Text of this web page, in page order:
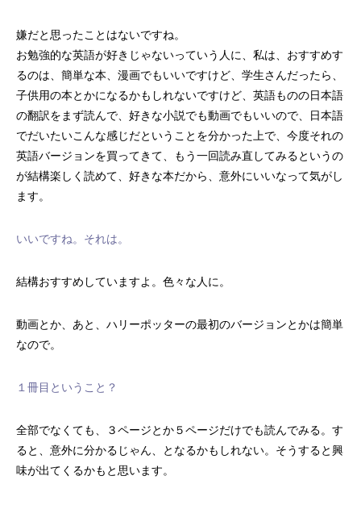
嫌だと思ったことはないですね。
お勉強的な英語が好きじゃないっていう人に、私は、おすすめす
るのは、簡単な本、漫画でもいいですけど、学生さんだったら、
子供用の本とかになるかもしれないですけど、英語ものの日本語
の翻訳をまず読んで、好きな小説でも動画でもいいので、日本語
でだいたいこんな感じだということを分かった上で、今度それの
英語バージョンを買ってきて、もう一回読み直してみるというの
が結構楽しく読めて、好きな本だから、意外にいいなって気がし
ます。
いいですね。それは。
結構おすすめしていますよ。色々な人に。
動画とか、あと、ハリーポッターの最初のバージョンとかは簡単
なので。
１冊目ということ？
全部でなくても、３ページとか５ページだけでも読んでみる。す
ると、意外に分かるじゃん、となるかもしれない。そうすると興
味が出てくるかもと思います。